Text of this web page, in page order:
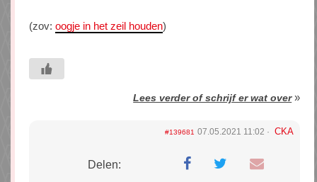
(zov: oogje in het zeil houden)
Lees verder of schrijf er wat over»
#139681 07.05.2021 11:02 CKA
Delen: